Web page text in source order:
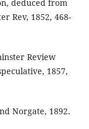
deduced from
Rev, 1852, 468-
Review
1857,
Norgate, 1892.